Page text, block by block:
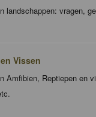
landschappen: vragen,
Vissen
Amfibien, Reptiepen en